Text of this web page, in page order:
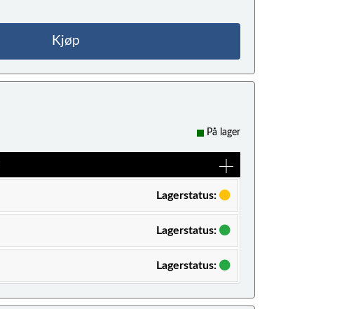
Kjøp
På lager
Lagerstatus:
Lagerstatus:
Lagerstatus: